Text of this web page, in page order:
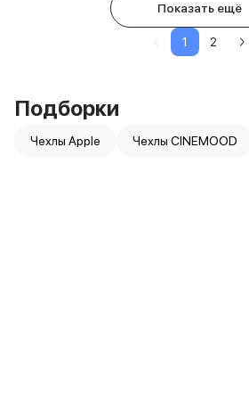
Показать ещё
1 2
Подборки
Чехлы Apple Чехлы CINEMOOD